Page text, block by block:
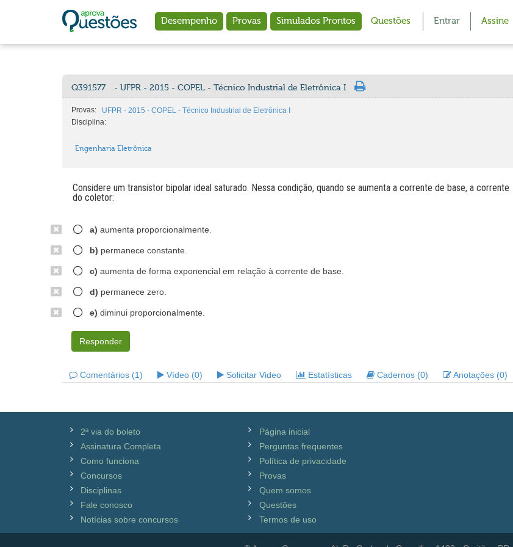
Desempenho Provas Simulados Prontos Questões Entrar Assine
Q391577 - UFPR - 2015 - COPEL - Técnico Industrial de Eletrônica I
Provas:
UFPR - 2015 - COPEL - Técnico Industrial de Eletrônica I
Disciplina:
Engenharia Eletrônica
Considere um transistor bipolar ideal saturado. Nessa condição, quando se aumenta a corrente de base, a corrente
do coletor:
a) aumenta proporcionalmente.
b) permanece constante.
c) aumenta de forma exponencial em relação à corrente de base.
d) permanece zero.
e) diminui proporcionalmente.
Responder
Comentários (1) Vídeo (0) Solicitar Video Estatísticas Cadernos (0) Anotações (0)
2ª via do boleto
Assinatura Completa
Como funciona
Concursos
Disciplinas
Fale conosco
Notícias sobre concursos
Página inicial
Perguntas frequentes
Política de privacidade
Provas
Quem somos
Questões
Termos de uso